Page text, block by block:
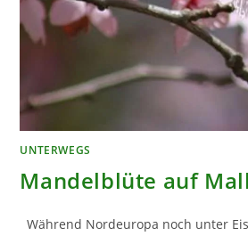
UNTERWEGS
Mandelblüte auf
Während Nordeuropa noch unter